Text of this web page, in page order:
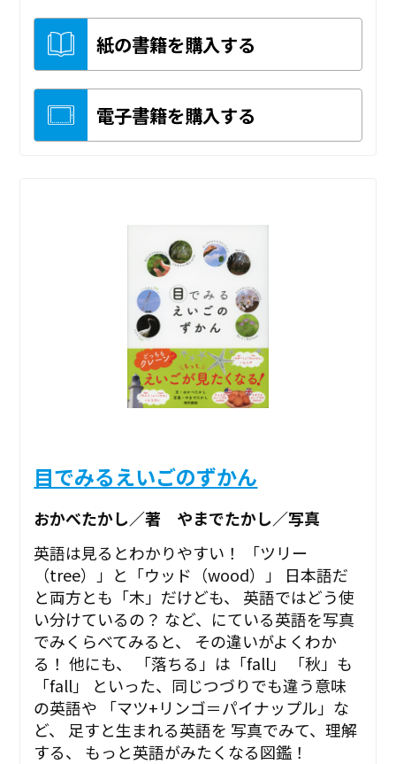
紙の書籍を購入する
電子書籍を購入する
目でみるえいごのずかん
おかべたかし／著 やまでたかし／写真
英語は見るとわかりやすい！ 「ツリー
（tree）」と「ウッド（wood）」 日本語だ
と両方とも「木」だけども、 英語ではどう使
い分けているの？ など、にている英語を写真
でみくらべてみると、 その違いがよくわか
る！ 他にも、 「落ちる」は「fall」 「秋」も
「fall」 といった、同じつづりでも違う意味
の英語や 「マツ+リンゴ＝パイナップル」な
ど、 足すと生まれる英語を 写真でみて、理解
する、 もっと英語がみたくなる図鑑！